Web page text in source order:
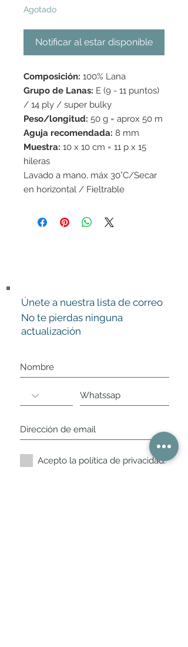
Agotado
Notificar al estar disponible
Composición: 100% Lana
Grupo de Lanas: E (9 - 11 puntos)
/ 14 ply / super bulky
Peso/longitud: 50 g = aprox 50 m
Aguja recomendada: 8 mm
Muestra: 10 x 10 cm = 11 p x 15
hileras
Lavado a mano, máx 30°C/Secar
en horizontal / Fieltrable
Únete a nuestra lista de correo
No te pierdas ninguna
actualización
Acepto la política de privacidad.